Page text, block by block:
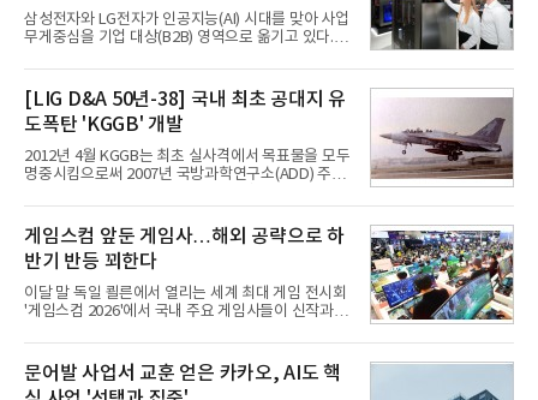
삼성전자와 LG전자가 인공지능(AI) 시대를 맞아 사업
무게중심을 기업 대상(B2B) 영역으로 옮기고 있다.
접어든 가운데 삼성전자는 AI 반도체를 중심으로 데
이터센터 생태계 공략을 강화하고 LG전자는 냉각솔
루션·전장·로봇 등 기업용 솔루션 사업 확대에 속도를
내고 있다.9일 업계에 따르면 LG전자는 2분기 생활가
전과 프리미엄 제품 경쟁력에 더해 B2B 사업 확대 효
과로 수익성을 방어한 반면 삼성전자는 디바이스경험
(DX) 부문의 TV·생활가전 수익성이 악화됐다. 대신 삼
사업 확대
[LIG D&A 50년-38] 국내 최초 공대지 유
도폭탄 'KGGB' 개발
2012년 4월 KGGB는 최초 실사격에서 목표물을 모두
명중시킴으로써 2007년 국방과학연구소(ADD) 주관
체로 참여했다. 체계개발에는 총 400여억 원의 개발
비와 62개월의 기간이 소요됐다. 한국형 GPS 유도폭
탄 KGGB(Korea GPS Guided Bomb)는 국내 최초
의 공대지 유도폭탄으로 2012년에 최종 전투용 적합
판정을 받았다.우리 공군이 운용하는 모든 전투기에
탑재할 수 있는 KGGB는 일반목적폭탄(General
Purpose Bomb)에 장착하여 운용토록 개발됐다.이
는 조종사가 휴대하는 명령통신장치(PDU, P
게임스컴 앞둔 게임사…해외 공략으로 하
반기 반등 꾀한다
이달 말 독일 쾰른에서 열리는 세계 최대 게임 전시회
'게임스컴 2026'에서 국내 주요 게임사들이 신작과 글
체별로 엇갈린 가운데 하반기 신작 흥행과 해외 시장
성과가 실적을 좌우할 핵심 변수로 떠오르고 있다.8일
업계에 따르면 올해 상반기 게임업계는 기업별 성적
문어발 사업서 교훈 얻은 카카오, AI도 핵